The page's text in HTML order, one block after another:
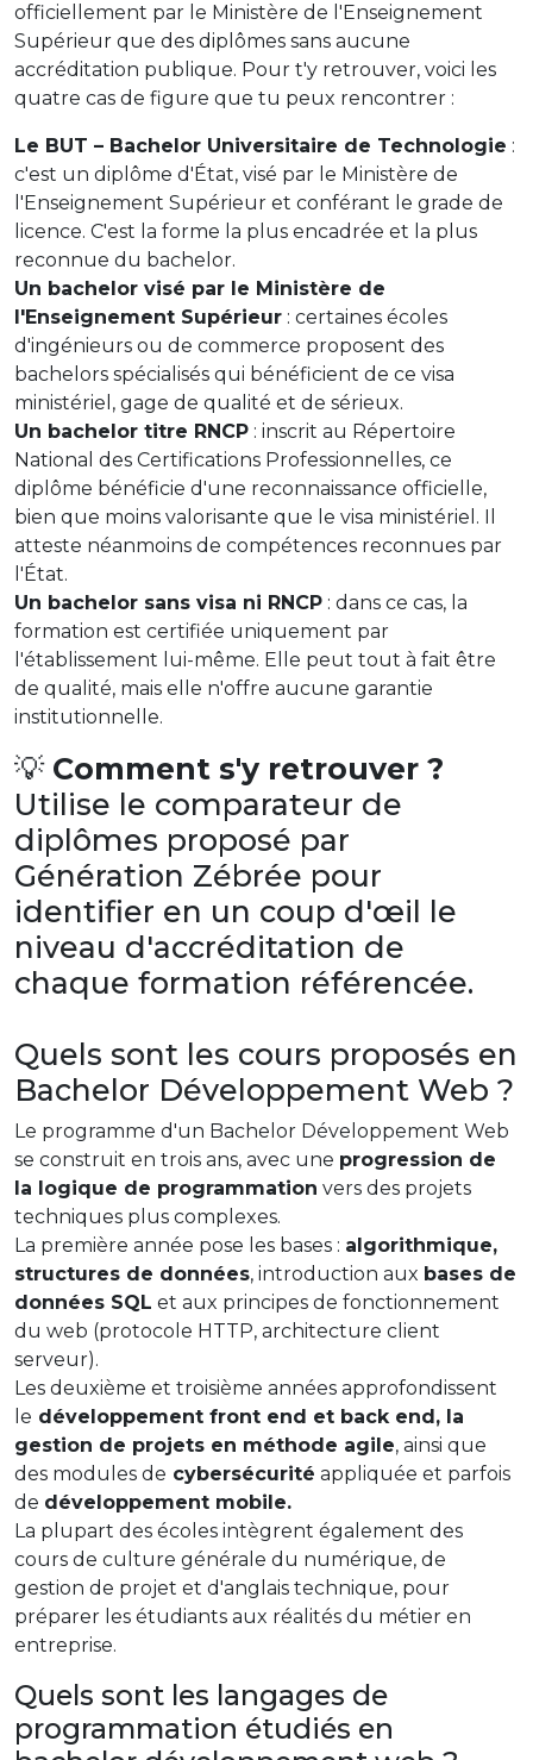
officiellement par le Ministère de l'Enseignement
Supérieur que des diplômes sans aucune
accréditation publique. Pour t'y retrouver, voici les
quatre cas de figure que tu peux rencontrer :
Le BUT – Bachelor Universitaire de Technologie :
c'est un diplôme d'État, visé par le Ministère de
l'Enseignement Supérieur et conférant le grade de
licence. C'est la forme la plus encadrée et la plus
reconnue du bachelor.
Un bachelor visé par le Ministère de
l'Enseignement Supérieur : certaines écoles
d'ingénieurs ou de commerce proposent des
bachelors spécialisés qui bénéficient de ce visa
ministériel, gage de qualité et de sérieux.
Un bachelor titre RNCP : inscrit au Répertoire
National des Certifications Professionnelles, ce
diplôme bénéficie d'une reconnaissance officielle,
bien que moins valorisante que le visa ministériel. Il
atteste néanmoins de compétences reconnues par
l'État.
Un bachelor sans visa ni RNCP : dans ce cas, la
formation est certifiée uniquement par
l'établissement lui-même. Elle peut tout à fait être
de qualité, mais elle n'offre aucune garantie
institutionnelle.
💡 Comment s'y retrouver ?
Utilise le comparateur de
diplômes proposé par
Génération Zébrée pour
identifier en un coup d'œil le
niveau d'accréditation de
chaque formation référencée.
Quels sont les cours proposés en
Bachelor Développement Web ?
Le programme d'un Bachelor Développement Web
se construit en trois ans, avec une progression de
la logique de programmation vers des projets
techniques plus complexes.
La première année pose les bases : algorithmique,
structures de données, introduction aux bases de
données SQL et aux principes de fonctionnement
du web (protocole HTTP, architecture client
serveur).
Les deuxième et troisième années approfondissent
le développement front end et back end, la
gestion de projets en méthode agile, ainsi que
des modules de cybersécurité appliquée et parfois
de développement mobile.
La plupart des écoles intègrent également des
cours de culture générale du numérique, de
gestion de projet et d'anglais technique, pour
préparer les étudiants aux réalités du métier en
entreprise.
Quels sont les langages de
programmation étudiés en